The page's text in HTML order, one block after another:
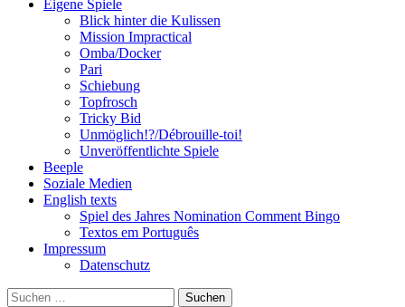
Eigene Spiele
Blick hinter die Kulissen
Mission Impractical
Omba/Docker
Pari
Schiebung
Topfrosch
Tricky Bid
Unmöglich!?/Débrouille-toi!
Unveröffentlichte Spiele
Beeple
Soziale Medien
English texts
Spiel des Jahres Nomination Comment Bingo
Textos em Português
Impressum
Datenschutz
Suchen